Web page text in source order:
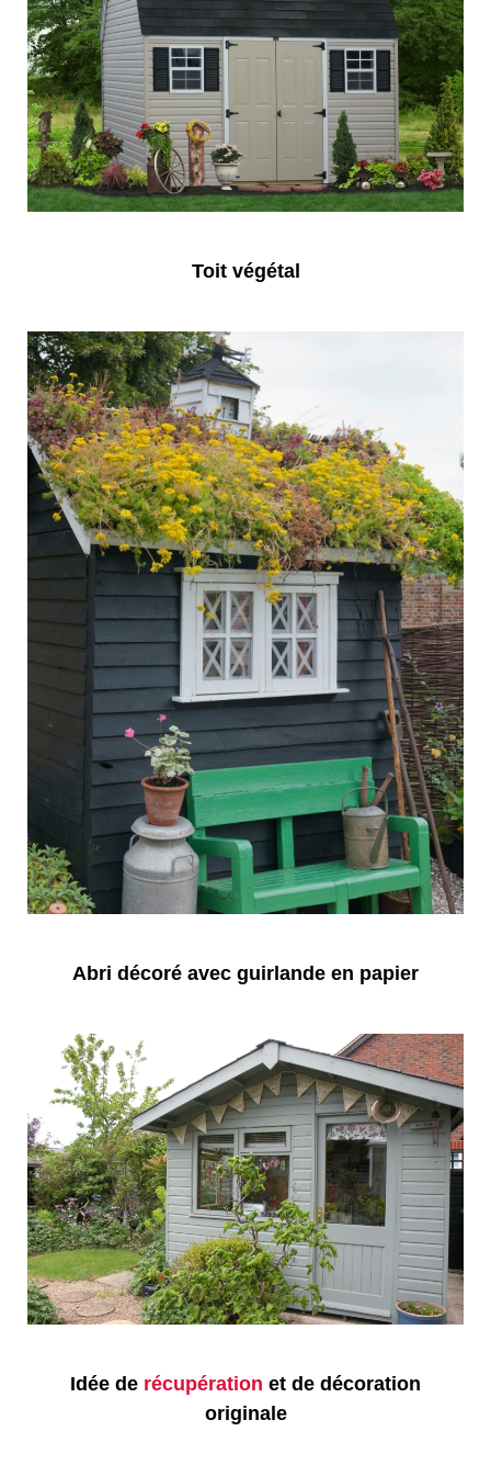
Toit végétal
Abri décoré avec guirlande en papier
Idée de récupération et de décoration
originale